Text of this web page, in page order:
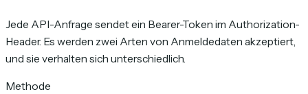
Jede API-Anfrage sendet ein Bearer-Token im Authorization-
Header. Es werden zwei Arten von Anmeldedaten akzeptiert,
und sie verhalten sich unterschiedlich.
Methode